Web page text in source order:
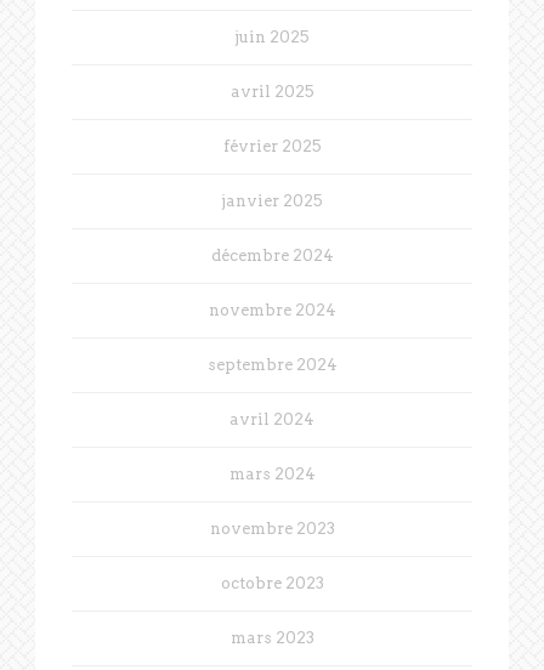
juin 2025
avril 2025
février 2025
janvier 2025
décembre 2024
novembre 2024
septembre 2024
avril 2024
mars 2024
novembre 2023
octobre 2023
mars 2023